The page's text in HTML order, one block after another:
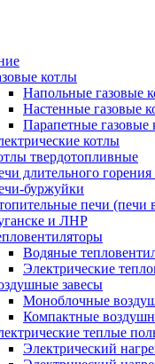
котлы
Напольные газовые
Настенные газовые
Парапетные газовые
котлы
твердотопливные
длительного горения
буржуйки
печи (печи
и ЛНР
Водяные
Электрические
завесы
Моноблочные
Компактные
теплые
Электрический